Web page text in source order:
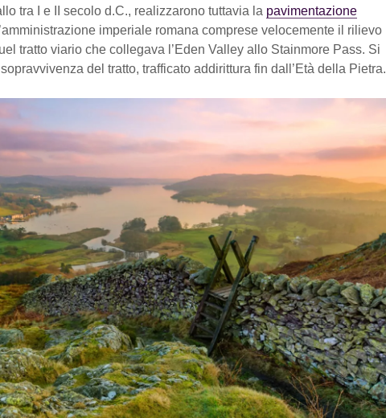
tra I e II secolo d.C., realizzarono tuttavia la pavimentazione
imperiale romana comprese velocemente il rilievo
tratto viario che collegava l’Eden Valley allo Stainmore Pass. Si
del tratto, trafficato addirittura fin dall’Età della Pietra.